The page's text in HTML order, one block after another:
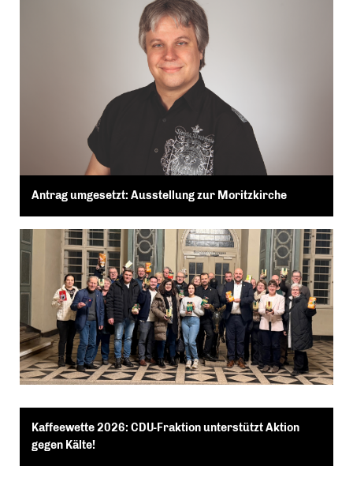
Antrag umgesetzt: Ausstellung zur Moritzkirche
Kaffeewette 2026: CDU-Fraktion unterstützt Aktion
gegen Kälte!